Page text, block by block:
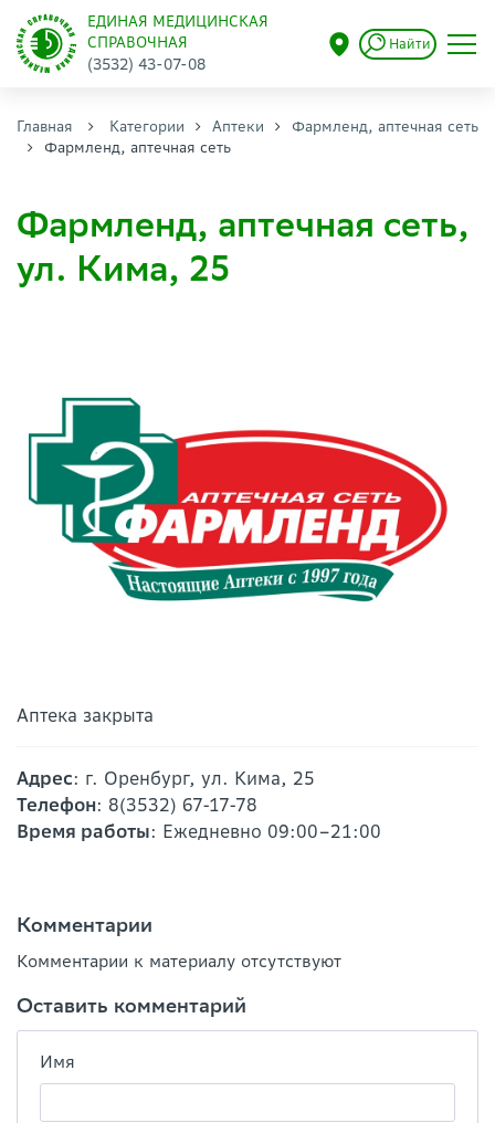
ЕДИНАЯ МЕДИЦИНСКАЯ
СПРАВОЧНАЯ
(3532) 43-07-08
Найти
Главная Категории Аптеки
Фармленд, аптечная сеть
Фармленд, аптечная сеть
Фармленд, аптечная сеть,
ул. Кима, 25
Аптека закрыта
Адрес: г. Оренбург, ул. Кима, 25
Телефон: 8(3532) 67-17-78
Время работы: Ежедневно 09:00–21:00
Комментарии
Комментарии к материалу отсутствуют
Оставить комментарий
Имя